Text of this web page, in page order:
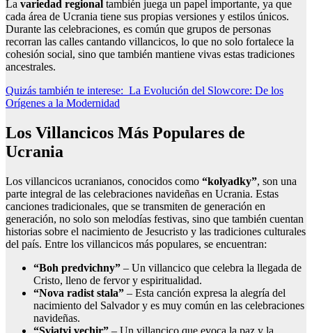
La variedad regional también juega un papel importante, ya que
cada área de Ucrania tiene sus propias versiones y estilos únicos.
Durante las celebraciones, es común que grupos de personas
recorran las calles cantando villancicos, lo que no solo fortalece la
cohesión social, sino que también mantiene vivas estas tradiciones
ancestrales.
Quizás también te interese: La Evolución del Slowcore: De los
Orígenes a la Modernidad
Los Villancicos Más Populares de
Ucrania
Los villancicos ucranianos, conocidos como “kolyadky”, son una
parte integral de las celebraciones navideñas en Ucrania. Estas
canciones tradicionales, que se transmiten de generación en
generación, no solo son melodías festivas, sino que también cuentan
historias sobre el nacimiento de Jesucristo y las tradiciones culturales
del país. Entre los villancicos más populares, se encuentran:
“Boh predvichny” – Un villancico que celebra la llegada de
Cristo, lleno de fervor y espiritualidad.
“Nova radist stala” – Esta canción expresa la alegría del
nacimiento del Salvador y es muy común en las celebraciones
navideñas.
“Sviatyi vechir” – Un villancico que evoca la paz y la